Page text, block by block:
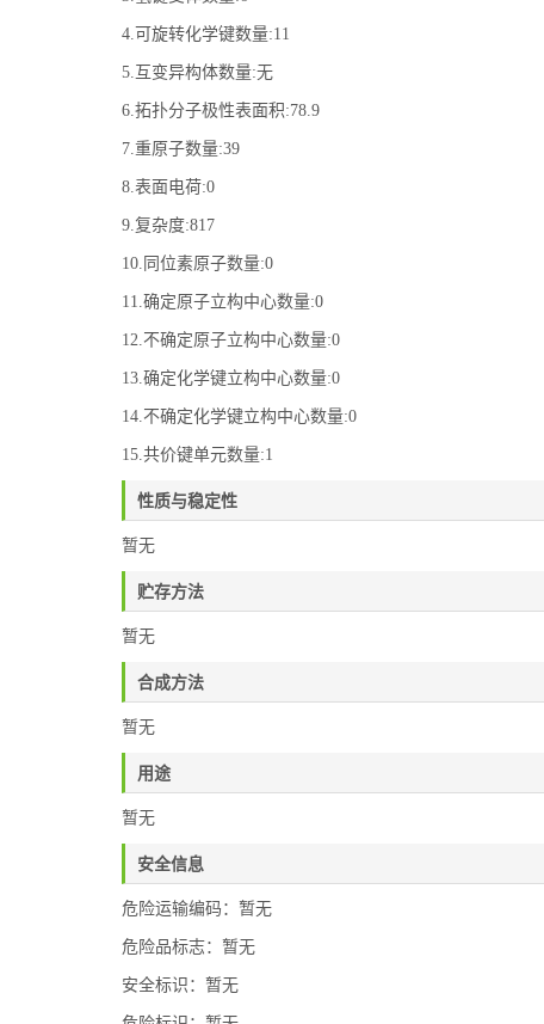
4.可旋转化学键数量:11
5.互变异构体数量:无
6.拓扑分子极性表面积:78.9
7.重原子数量:39
8.表面电荷:0
9.复杂度:817
10.同位素原子数量:0
11.确定原子立构中心数量:0
12.不确定原子立构中心数量:0
13.确定化学键立构中心数量:0
14.不确定化学键立构中心数量:0
15.共价键单元数量:1
性质与稳定性
暂无
贮存方法
暂无
合成方法
暂无
用途
暂无
安全信息
危险运输编码：暂无
危险品标志：暂无
安全标识：暂无